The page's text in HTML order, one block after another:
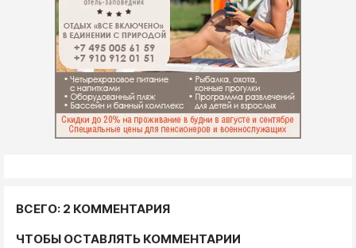
ВСЕГО: 2 КОММЕНТАРИЯ
ЧТОБЫ ОСТАВЛЯТЬ КОММЕНТАРИИ